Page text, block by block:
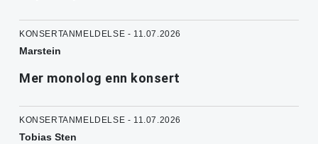
KONSERTANMELDELSE - 11.07.2026
Marstein
Mer monolog enn konsert
KONSERTANMELDELSE - 11.07.2026
Tobias Sten